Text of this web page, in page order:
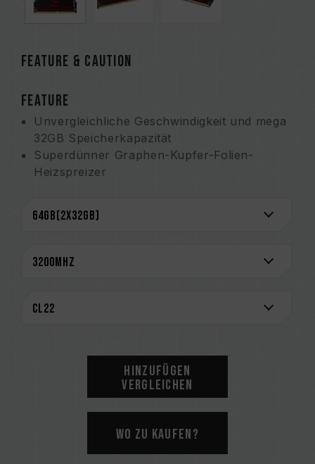
FEATURE & CAUTION
FEATURE
Unvergleichliche Geschwindigkeit und mega
32GB Speicherkapazität
Superdünner Graphen-Kupfer-Folien-
Heizspreizer
Lebenslange Garantie
CAUTION
„Kompatibilitätsabfrage“
Hersteller bereitgestellte QVL (Qualified
Vendor List)-Kompatibilitätsliste.
Mischen Sie keine Speichermodule mit
unterschiedlichen Kapazitäten, Frequenzen,
Marken oder Modellen. Jedes Speicherkit
Hinzufügen
Vergleichen
Wo zu kaufen?